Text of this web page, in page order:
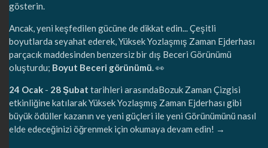
gösterin.
Ancak, yeni keşfedilen gücüne de dikkat edin... Çeşitli
boyutlarda seyahat ederek, Yüksek Yozlaşmış Zaman Ejderhası
parçacık maddesinden benzersiz bir dış Beceri Görünümü
oluşturdu; Boyut Beceri görünümü. 👀
24 Ocak - 28 Şubat tarihleri arasındaBozuk Zaman Çizgisi
etkinliğine katılarak Yüksek Yozlaşmış Zaman Ejderhası gibi
büyük ödüller kazanın ve yeni güçleri ile yeni Görünümünü nasıl
elde edeceğinizi öğrenmek için okumaya devam edin! →